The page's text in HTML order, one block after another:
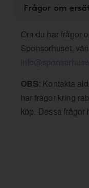
Frågor om
Om du har frågor
Sponsorhuset,
OBS: Kontakta
har frågor kring
köp. Dessa frågor